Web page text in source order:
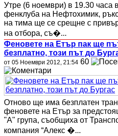
Утре (6 ноември) в 19.30 часа
фенклуба на Нефтохимик,
на тима ще се срещне с
на отбора, съ�...
Феновете на Етър пак ще
безплатно, този път до
от 05 Ноември 2012, 21:54 60
Отново ще има безплатен
феновете на Етър за
"А" група, съобщиха от
компания “Алекс �...